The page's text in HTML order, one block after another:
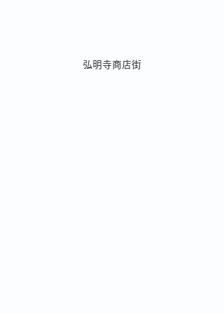
弘明寺商店街